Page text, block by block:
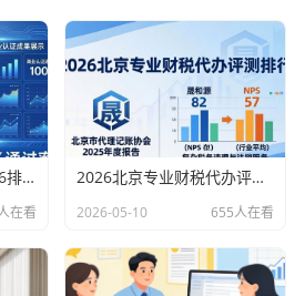
2026深圳代办公司TOP6排行：哪家注册财税口碑最好？
在看
2026北京专业财税代办评测排行，十大机构推荐
2026-05-10 655人在看